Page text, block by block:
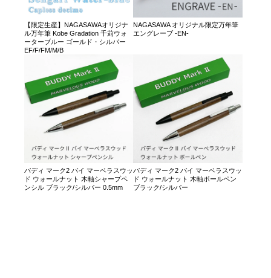
【限定生産】NAGASAWAオリジナ
ル万年筆 Kobe Gradation 千苅ウォ
ーターブルー ゴールド・シルバー
EF/F/FM/M/B
NAGASAWA オリジナル限定万年筆
エングレーブ -EN-
バディ マーク2 バイ マーベラスウッ
ド ウォールナット 木軸シャープペ
ンシル ブラック/シルバー 0.5mm
バディ マーク2 バイ マーベラスウッ
ド ウォールナット 木軸ボールペン
ブラック/シルバー